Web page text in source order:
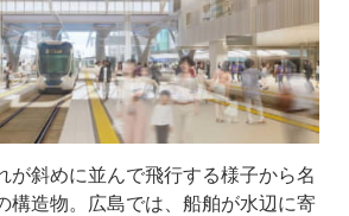
が斜めに並んで飛行する様子から名
構造物。広島では、船舶が水辺に寄